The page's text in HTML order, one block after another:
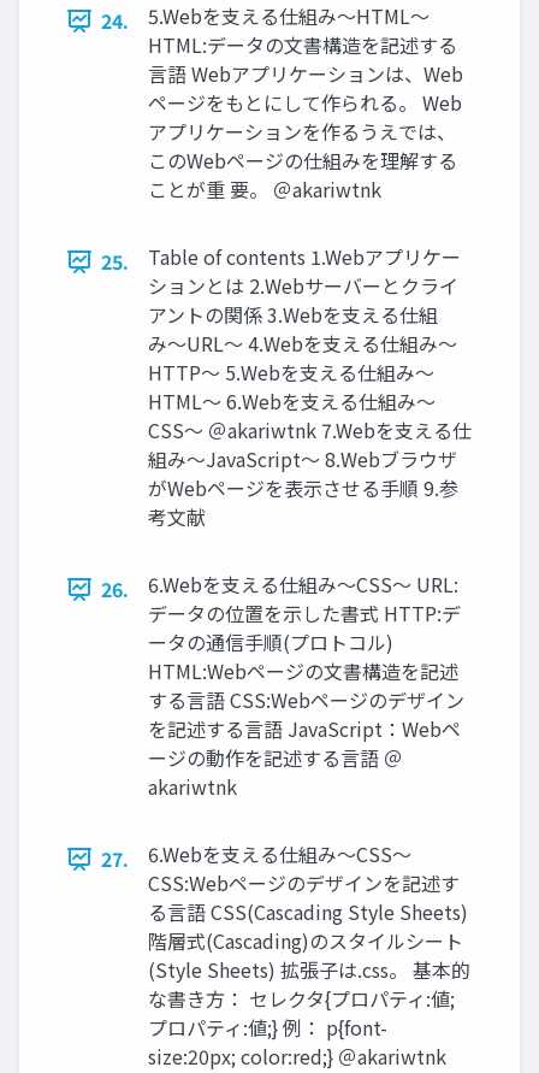
24.
5.Webを⽀える仕組み〜HTML〜
HTML:データの⽂書構造を記述する
⾔語 Webアプリケーションは、Web
ページをもとにして作られる。 Web
アプリケーションを作るうえでは、
このWebページの仕組みを理解する
ことが重 要。 ＠akariwtnk
25.
Table of contents 1.Webアプリケー
ションとは 2.Webサーバーとクライ
アントの関係 3.Webを⽀える仕組
み〜URL〜 4.Webを⽀える仕組み〜
HTTP〜 5.Webを⽀える仕組み〜
HTML〜 6.Webを⽀える仕組み〜
CSS〜 ＠akariwtnk 7.Webを⽀える仕
組み〜JavaScript〜 8.Webブラウザ
がWebページを表⽰させる⼿順 9.参
考⽂献
26.
6.Webを⽀える仕組み〜CSS〜 URL:
データの位置を⽰した書式 HTTP:デ
ータの通信⼿順(プロトコル)
HTML:Webページの⽂書構造を記述
する⾔語 CSS:Webページのデザイン
を記述する⾔語 JavaScript：Webペ
ージの動作を記述する⾔語 ＠
akariwtnk
27.
6.Webを⽀える仕組み〜CSS〜
CSS:Webページのデザインを記述す
る⾔語 CSS(Cascading Style Sheets)
階層式(Cascading)のスタイルシート
(Style Sheets) 拡張⼦は.css。 基本的
な書き⽅： セレクタ{プロパティ:値;
プロパティ:値;} 例： p{font-
size:20px; color:red;} ＠akariwtnk